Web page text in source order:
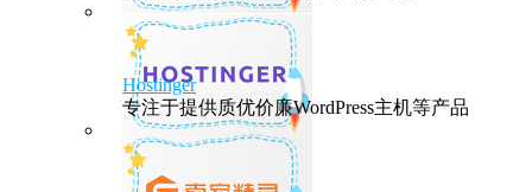
Hostinger
专注于提供质优价廉WordPress主机等产品